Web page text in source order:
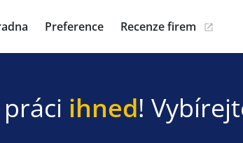
Preference Recenze firem
ihned!